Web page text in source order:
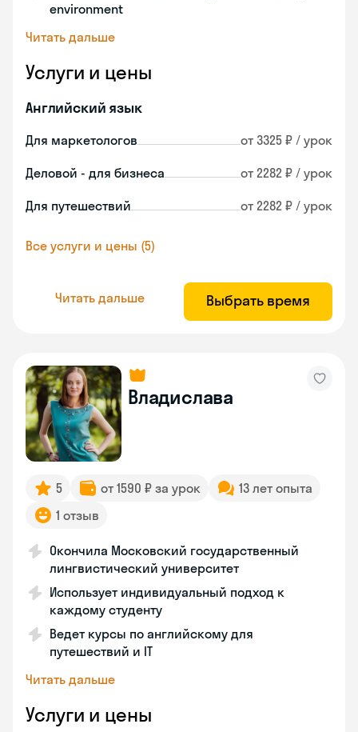
environment
Читать дальше
Услуги и цены
Английский язык
Для маркетологов от 3325 ₽ / урок
Деловой - для бизнеса от 2282 ₽ / урок
Для путешествий от 2282 ₽ / урок
Все услуги и цены (5)
Читать дальше Выбрать время
Владислава
5 от 1590 ₽ за урок
13 лет опыта
1 отзыв
Окончила Московский государственный
лингвистический университет
Использует индивидуальный подход к
каждому студенту
Ведет курсы по английскому для
путешествий и IT
Читать дальше
Услуги и цены